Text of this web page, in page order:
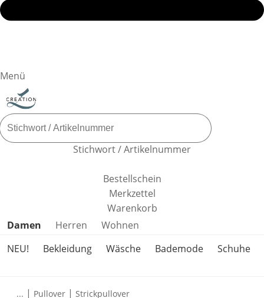
Menü
Stichwort / Artikelnummer
Bestellschein
Merkzettel
Warenkorb
Produktkategorien überspringen
Damen Herren
Wohnen
NEU!
Bekleidung Wäsche Bademode Schuhe
... | Pullover | Strickpullover